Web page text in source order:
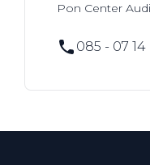
Pon Center
085 - 07